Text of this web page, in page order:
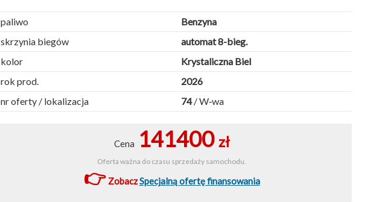
paliwo
Benzyna
skrzynia biegów
automat 8-bieg.
kolor
Krystaliczna Biel
rok prod.
2026
nr oferty / lokalizacja
74/ W‑wa
Cena 141400 zł
Oferta ważna do czasu sprzedaży samochodu.
👉ZobaczSpecjalną ofertę finansowania